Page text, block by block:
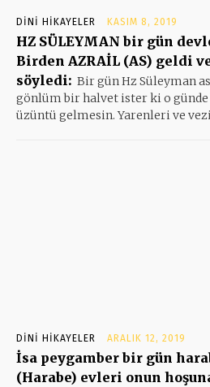
DINI HIKAYELER KASIM 8, 2019
HZ SÜLEYMAN bir gün
Birden AZRAİL (AS) geldi ve
söyledi: Bir gün Hz Süleyman
gönlüm bir halvet ister ki o günde
üzüntü gelmesin. Yarenleri ve
DINI HIKAYELER ARALIK 12, 2019
İsa peygamber bir gün
(Harabe) evleri onun